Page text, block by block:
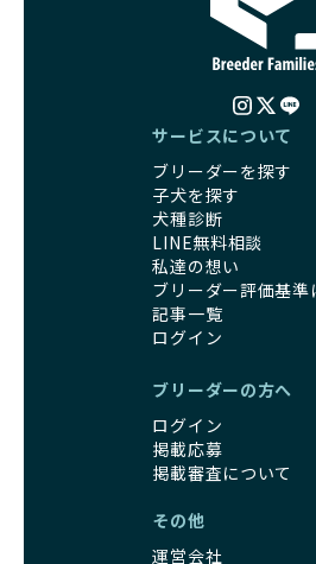
サービスについて
ブリーダーを探す
子犬を探す
犬種診断
LINE無料相談
私達の想い
ブリーダー評価基準
記事一覧
ログイン
ブリーダーの方へ
ログイン
掲載応募
掲載審査について
その他
運営会社